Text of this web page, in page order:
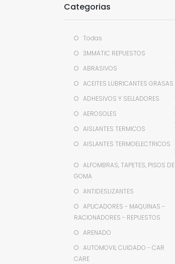
Categorias
Todas
3MMATIC REPUESTOS
ABRASIVOS
ACEITES LUBRICANTES GRASAS
ADHESIVOS Y SELLADORES
AEROSOLES
AISLANTES TERMICOS
AISLANTES TERMOELECTRICOS
ALFOMBRAS, TAPETES, PISOS DE
GOMA
ANTIDESLIZANTES
APLICADORES - MAQUINAS -
RACIONADORES - REPUESTOS
ARENADO
AUTOMOVIL CUIDADO - CAR
CARE